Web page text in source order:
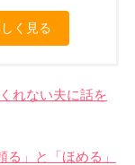
く見る
れない夫に話を
」と「ほめる」